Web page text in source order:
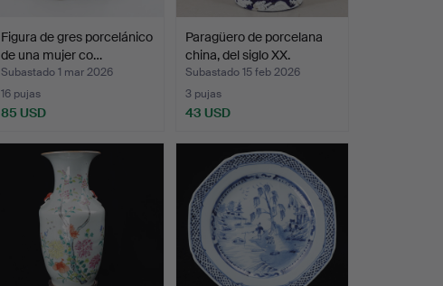
Figura de gres porcelánico
de una mujer co…
Subastado 1 mar 2026
16 pujas
85 USD
Paragüero de porcelana
china, del siglo XX.
Subastado 15 feb 2026
3 pujas
43 USD